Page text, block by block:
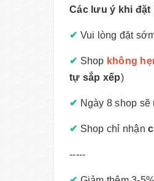
Các lưu ý khi đặt
✔ Vui lòng đặt
✔ Shop không
tự sắp xếp)
✔ Ngày 8 shop
✔ Shop chỉ nhận
-----